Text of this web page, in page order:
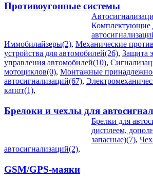
Противоугонные системы
Комплектующие
Иммобилайзеры(2), Механические
устройства для автомобилей(26), Защита
управления автомобилей(10),
мотоциклов(0), Монтажные
автосигнализаций(67),
капот(1),
Брелоки и чехлы для
Брелки для
дисплеем,
запасные)(7),
автосигнализаций(2),
GSM/GPS-маяки